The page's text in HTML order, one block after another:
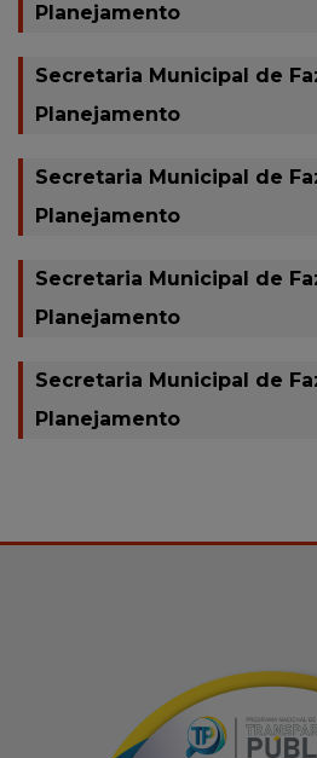
Planejamento
Secretaria Municipal de
Planejamento
Secretaria Municipal de
Planejamento
Secretaria Municipal de
Planejamento
Secretaria Municipal de
Planejamento